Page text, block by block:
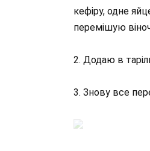
кефіру, одне
перемішую
2. Додаю в
3. Знову все